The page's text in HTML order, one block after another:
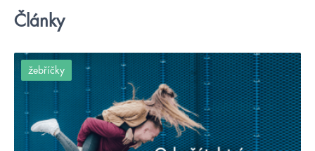
Články
žebříčky